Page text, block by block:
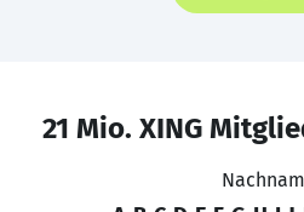
21 Mio. XING